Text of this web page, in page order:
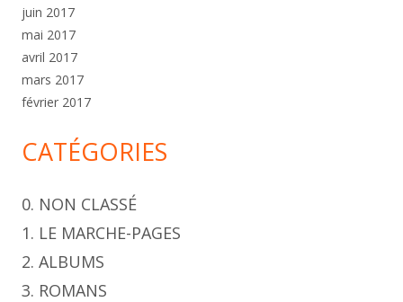
juin 2017
mai 2017
avril 2017
mars 2017
février 2017
CATÉGORIES
0. NON CLASSÉ
1. LE MARCHE-PAGES
2. ALBUMS
3. ROMANS